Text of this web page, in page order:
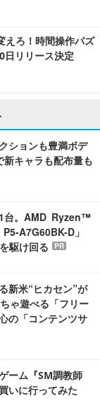
えろ！時間操作パズ
リリース決定
ションも豊満ボデ
新キャラも配布量も
1台。AMD Ryzen™
A7G60BK-D」
駆け回る
PR
新米“ヒカセン”が
ゃ遊べる「フリー
の「コンテンツサ
ーム『SM調教師
いに行ってみた